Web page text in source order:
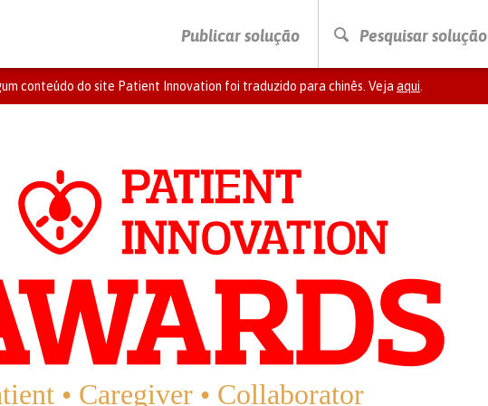
Publicar solução Pesquisar solução
PRESSIONE ENTER PARA PESQUISAR
conteúdo do site Patient Innovation foi traduzido para chinês. Veja aqui